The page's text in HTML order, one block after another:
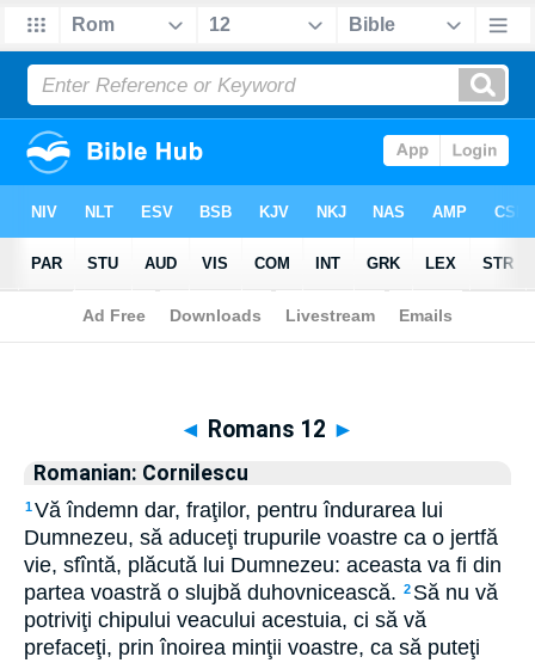
Biblia>Romanian: Cornilescu > Romans 12
◄ Romans 12 ►
Romanian: Cornilescu
1Vă îndemn dar, fraţilor, pentru îndurarea lui
Dumnezeu, să aduceţi trupurile voastre ca o jertfă
vie, sfîntă, plăcută lui Dumnezeu: aceasta va fi din
partea voastră o slujbă duhovnicească. 2 Să nu vă
potriviţi chipului veacului acestuia, ci să vă
prefaceţi, prin înoirea minţii voastre, ca să puteţi